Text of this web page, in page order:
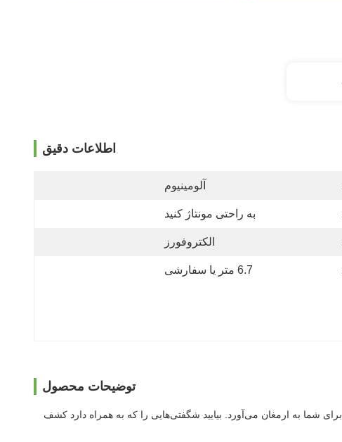
اطلاعات دقیق
آلومینیوم
به راحتی مونتاژ کنید
الکتروفورز
6.7 متر یا سفارشی
توضیحات محصول
شما به ارمغان می‌آورد. بیایید شگفتی‌هایی را که به همراه دارد کشف